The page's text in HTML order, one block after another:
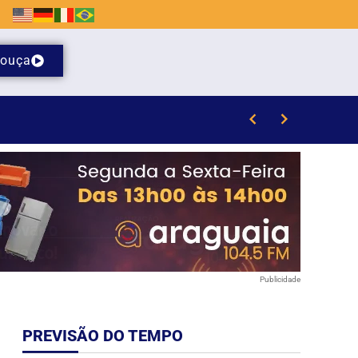
ouça
Publicidade
PREVISÃO DO TEMPO